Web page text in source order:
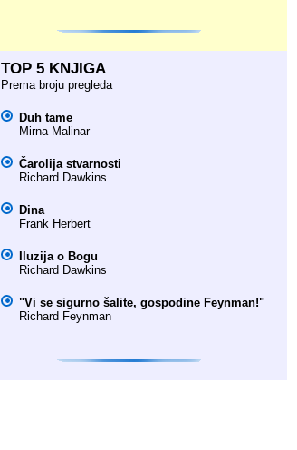
TOP 5 KNJIGA
Prema broju pregleda
Duh tame
Mirna Malinar
Čarolija stvarnosti
Richard Dawkins
Dina
Frank Herbert
Iluzija o Bogu
Richard Dawkins
"Vi se sigurno šalite, gospodine Feynman!"
Richard Feynman